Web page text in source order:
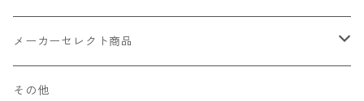
レザー（革）
ロングウォレット
ストラップ
メーカーセレクト商品
財布・キーケース・カードケース
その他